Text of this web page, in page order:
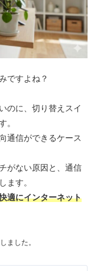
ですよね？
のに、切り替えスイ
。
通信ができるケース
がない原因と、通信
ます。
適にインターネット
ました。